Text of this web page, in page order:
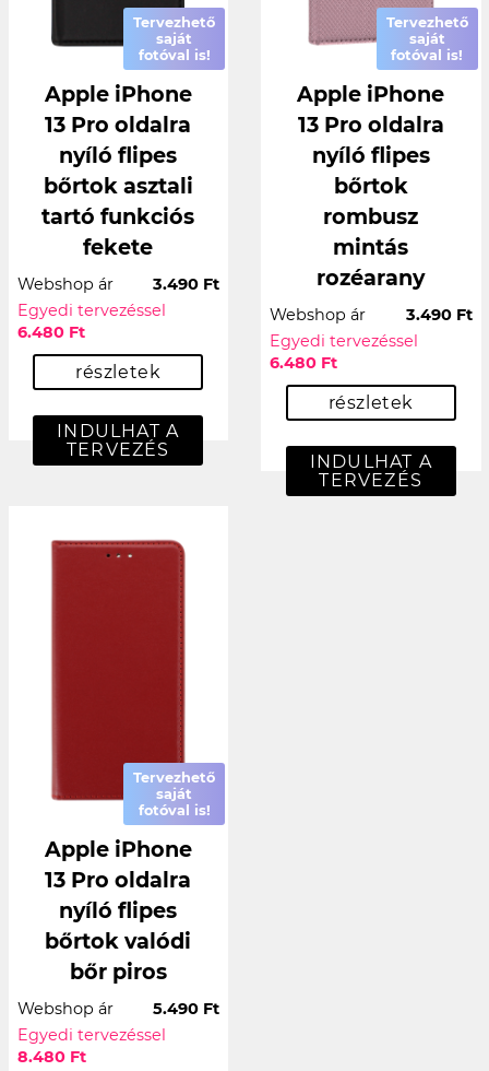
Tervezhető
saját
fotóval is!
Apple iPhone
13 Pro oldalra
nyíló flipes
bőrtok asztali
tartó funkciós
fekete
Webshop ár
3.490 Ft
Egyedi tervezéssel
6.480 Ft
részletek
INDULHAT A
TERVEZÉS
Tervezhető
saját
fotóval is!
Apple iPhone
13 Pro oldalra
nyíló flipes
bőrtok
rombusz
mintás
rozéarany
Webshop ár
3.490 Ft
Egyedi tervezéssel
6.480 Ft
részletek
INDULHAT A
TERVEZÉS
Tervezhető
saját
fotóval is!
Apple iPhone
13 Pro oldalra
nyíló flipes
bőrtok valódi
bőr piros
Webshop ár
5.490 Ft
Egyedi tervezéssel
8.480 Ft